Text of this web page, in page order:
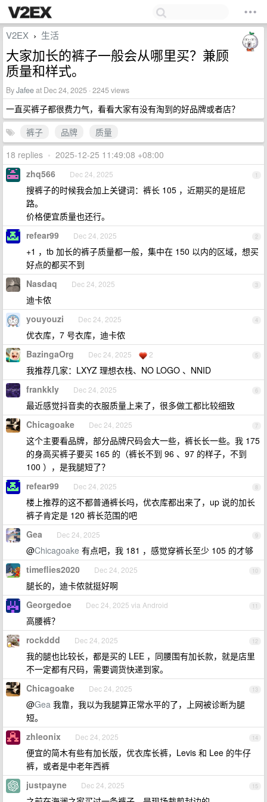
V2EX › 生活
大家加长的裤子一般会从哪里买？兼顾
质量和样式。
ByJafeeat Dec 24, 2025 · 2245 views
一直买裤子都很费力气，看看大家有没有淘到的好品牌或者店？
裤子
品牌
质量
18 replies • 2025-12-25 11:49:08 +08:00
1
zhq566 Dec 24, 2025
搜裤子的时候我会加上关键词：裤长 105 ，近期买的是班尼
路。
价格便宜质量也还行。
2
refear99 Dec 24, 2025
+1 ，tb 加长的裤子质量都一般，集中在 150 以内的区域，想买
好点的都买不到
3
Nasdaq Dec 24, 2025
迪卡侬
4
youyouzi Dec 24, 2025
优衣库，7 号衣库，迪卡侬
5
BazingaOrg Dec 24, 2025 2
我推荐几家：LXYZ 理想衣栈、NO LOGO 、NNID
6
frankkly Dec 24, 2025
最近感觉抖音卖的衣服质量上来了，很多做工都比较细致
7
Chicagoake Dec 24, 2025
这个主要看品牌，部分品牌尺码会大一些，裤长长一些。我 175
的身高买裤子要买 165 的（裤长不到 96 、97 的样子，不到
100 ），是我腿短了？
8
refear99 Dec 24, 2025
楼上推荐的这不都普通裤长吗，优衣库都出来了，up 说的加长
裤子肯定是 120 裤长范围的吧
9
Gea Dec 24, 2025
@Chicagoake 有点吧，我 181 ，感觉穿裤长至少 105 的才够
10
timeflies2020 Dec 24, 2025
腿长的，迪卡侬就挺好啊
11
Georgedoe Dec 24, 2025 via Android
高腰裤？
12
rockddd Dec 24, 2025
我的腿也比较长，都是买的 LEE ，同腰围有加长款，就是店里
不一定都有尺码，需要调货快递到家。
13
Chicagoake Dec 24, 2025
@Gea 我靠，我以为我腿算正常水平的了，上网被诊断为腿
短。
14
zhleonix Dec 24, 2025
便宜的简木有些有加长版，优衣库长裤，Levis 和 Lee 的牛仔
裤，或者是中老年西裤
15
justpayne Dec 24, 2025